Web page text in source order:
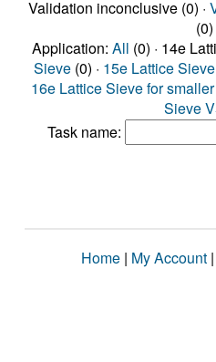
Validation inconclusive (0) ·
(0)
Application: All (0) · 14e
Sieve (0) · 15e Lattice
16e Lattice Sieve for
Sieve
Task name:
Home | My Account |